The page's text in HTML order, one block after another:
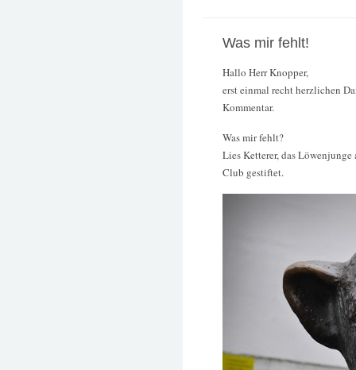
Was mir fehlt!
Hallo Herr Knopper,
erst einmal recht herzlichen
Kommentar.
Was mir fehlt?
Lies Ketterer, das
Club gestiftet.